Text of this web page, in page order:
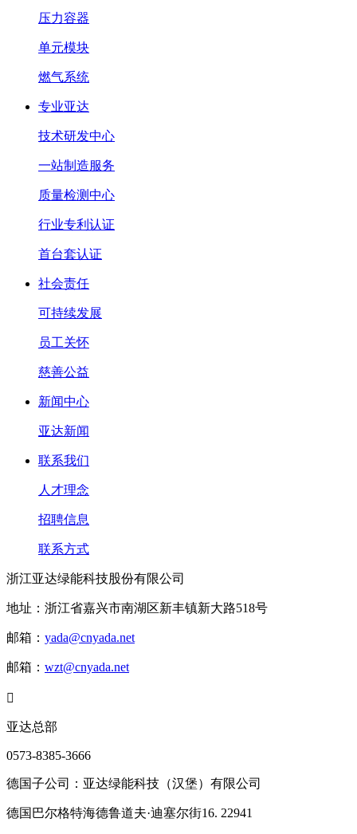
压力容器
单元模块
燃气系统
专业亚达
技术研发中心
一站制造服务
质量检测中心
行业专利认证
首台套认证
社会责任
可持续发展
员工关怀
慈善公益
新闻中心
亚达新闻
联系我们
人才理念
招聘信息
联系方式
浙江亚达绿能科技股份有限公司
地址：浙江省嘉兴市南湖区新丰镇新大路518号
邮箱： yada@cnyada.net
邮箱： wzt@cnyada.net

亚达总部
0573-8385-3666
德国子公司：亚达绿能科技（汉堡）有限公司
德国巴尔格特海德鲁道夫·迪塞尔街16. 22941